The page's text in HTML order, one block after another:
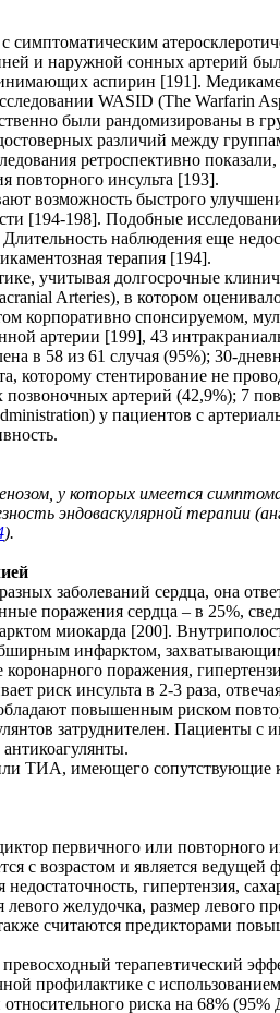
и наружной сонных артерий
аспирин [191].
WASID (The Warfarin
были рандомизированы в
различий между
ретроспективно
повторного инсульта [193].
возможность быстрого
[194-198]. Подобные
наблюдения еще
терапия [194].
учитывая долгосрочные
Arteries), в котором
корпоративно спонсируемом,
артерии [199], 43
в 58 из 61 случая (95%); 30-
которому стентирование не
артерий (42,9%); 7
у пациентов с
у которых имеется
эндоваскулярной терапии
).
заболеваний сердца, она
поражения сердца – в 25%,
миокарда [200].
инфарктом,
коронарного поражения,
риск инсульта в 2-3 раза,
повышенным риском
затруднителен. Пациенты
ТИА, имеющего сопутствующие
первичного или повторного
с возрастом и является
гипертензия,
желудочка, размер левого
считаются предикторами
терапевтический
профилактике с
риска на 68%